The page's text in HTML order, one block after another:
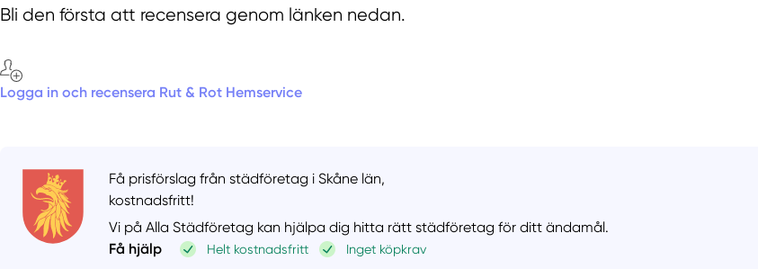
Bli den första att recensera genom länken nedan.
Logga in och recensera Rut & Rot Hemservice
Få prisförslag från städföretag i Skåne län,
kostnadsfritt!
Vi på Alla Städföretag kan hjälpa dig hitta rätt städföretag för ditt ändamål.
Få hjälp
Helt kostnadsfritt Inget köpkrav